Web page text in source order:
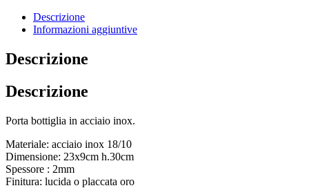
Descrizione
Informazioni aggiuntive
Descrizione
Descrizione
Porta bottiglia in acciaio inox.
Materiale: acciaio inox 18/10
Dimensione: 23x9cm h.30cm
Spessore : 2mm
Finitura: lucida o placcata oro